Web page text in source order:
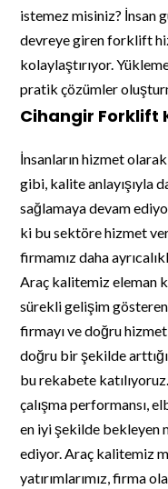
istemez misiniz? İnsan
devreye giren forklift
kolaylaştırıyor.
pratik çözümler
Cihangir Forklift
İnsanların hizmet
gibi, kalite anlayışıyla
sağlamaya devam
ki bu sektöre hizmet
firmamız daha
Araç kalitemiz eleman
sürekli gelişim
firmayı ve doğru
doğru bir şekilde
bu rekabete
çalışma performansı,
en iyi şekilde bekleyen
ediyor. Araç kalitemiz
yatırımlarımız, firma